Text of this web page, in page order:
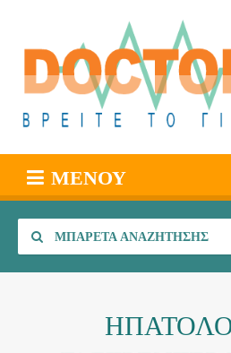
ΜΕΝΟΎ
ΜΠΑΡΈΤΑ ΑΝΑΖΉΤΗΣΗΣ